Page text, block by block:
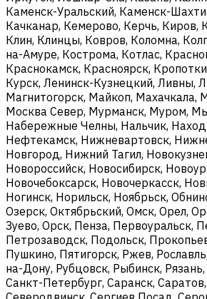
Каменск-Уральский, Каменск-
Качканар, Кемерово, Керчь, Киров,
Клин, Клинцы, Ковров, Коломна,
на-Амуре, Кострома, Котлас,
Краснокамск, Красноярск,
Курск, Ленинск-Кузнецкий, Ливны,
Магнитогорск, Майкоп, Махачкала,
Москва Север, Мурманск, Муром,
Набережные Челны, Нальчик,
Нефтекамск, Нижневартовск,
Новгород, Нижний Тагил,
Новороссийск, Новосибирск,
Новочебоксарск, Новочеркасск,
Ногинск, Норильск, Ноябрьск,
Озерск, Октябрьский, Омск, Орел,
Зуево, Орск, Пенза, Первоуральск,
Петрозаводск, Подольск,
Пушкино, Пятигорск, Ржев,
на-Дону, Рубцовск, Рыбинск,
Санкт-Петербург, Саранск,